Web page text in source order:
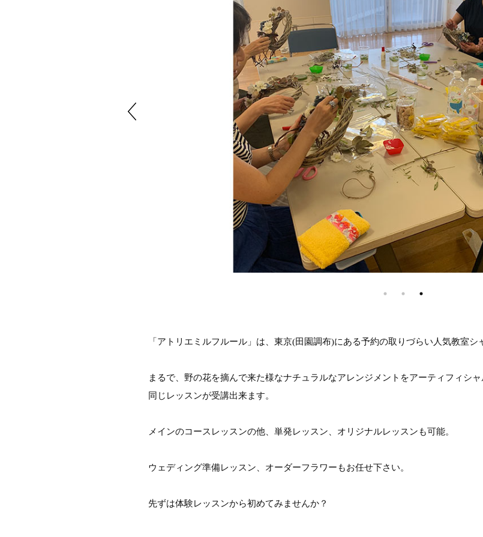
「アトリエミルフルール」は、東京(田園調布)にある予約の取りづらい人気教室
まるで、野の花を摘んで来た様なナチュラルなアレンジメントをアーティフィシ
同じレッスンが受講出来ます。
メインのコースレッスンの他、単発レッスン、オリジナルレッスンも可能。
ウェディング準備レッスン、オーダーフラワーもお任せ下さい。
先ずは体験レッスンから初めてみませんか？